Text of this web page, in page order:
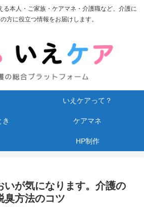
る本人・ご家族・ケアマネ・介護職など、介護に
方に役立つ情報をお届けします。
いえケアって？
ケアマネ
HP制作
いが気になります。介護の
臭方法のコツ